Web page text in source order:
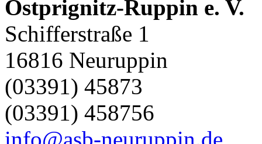
Ostprignitz-Ruppin e. V.
Schifferstraße 1
16816 Neuruppin
(03391) 45873
(03391) 458756